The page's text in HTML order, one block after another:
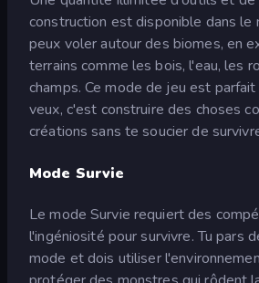
construction est disponible dans le
peux voler autour des biomes, en
terrains comme les bois, l'eau, les
champs. Ce mode de jeu est
veux, c'est construire des choses
créations sans te soucier de
Mode Survie
Le mode Survie requiert des
l'ingéniosité pour survivre. Tu pars
mode et dois utiliser